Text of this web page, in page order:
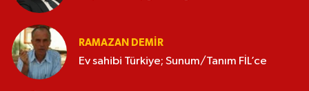
RAMAZAN DEMİR
Ev sahibi Türkiye; Sunum/Tanım FİL’ce